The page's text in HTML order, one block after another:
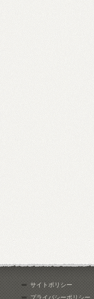
サイトポリシー
プライバシーポリシー